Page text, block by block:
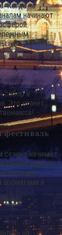
Когда на
начинают
и не упустить
собор и
Это станет
фестиваль
начинает
виды на
проходят
ароматами и
на